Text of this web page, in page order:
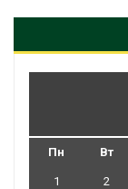
Пн Вт
1 2